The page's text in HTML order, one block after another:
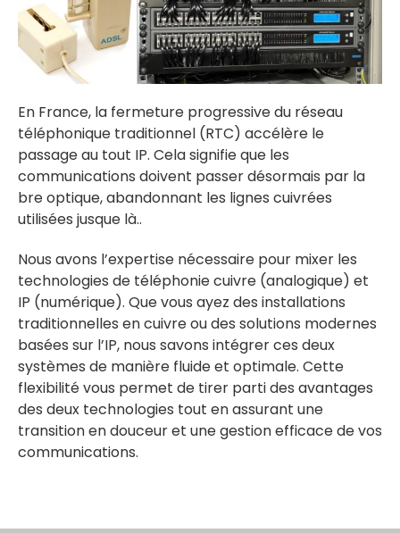
En France, la fermeture progressive du réseau
téléphonique traditionnel (RTC) accélère le
passage au tout IP. Cela signifie que les
communications doivent passer désormais par la
bre optique, abandonnant les lignes cuivrées
utilisées jusque là..
Nous avons l’expertise nécessaire pour mixer les
technologies de téléphonie cuivre (analogique) et
IP (numérique). Que vous ayez des installations
traditionnelles en cuivre ou des solutions modernes
basées sur l’IP, nous savons intégrer ces deux
systèmes de manière fluide et optimale. Cette
flexibilité vous permet de tirer parti des avantages
des deux technologies tout en assurant une
transition en douceur et une gestion efficace de vos
communications.